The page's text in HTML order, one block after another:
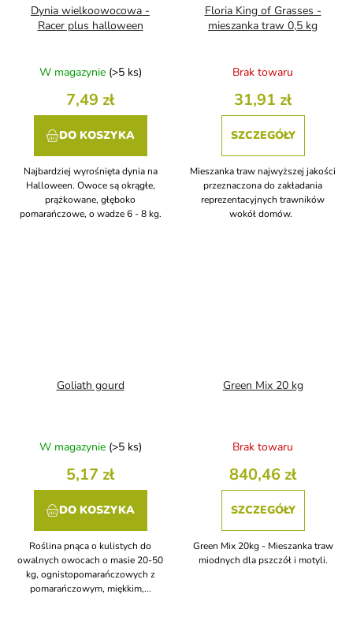
Dynia wielkoowocowa -
Racer plus halloween
W magazynie (>5 ks)
7,49 zł
DO KOSZYKA
Najbardziej wyrośnięta dynia na
Halloween. Owoce są okrągłe,
prążkowane, głęboko
pomarańczowe, o wadze 6 - 8 kg.
Floria King of Grasses -
mieszanka traw 0,5 kg
Brak towaru
31,91 zł
SZCZEGÓŁY
Mieszanka traw najwyższej jakości
przeznaczona do zakładania
reprezentacyjnych trawników
wokół domów.
Goliath gourd
W magazynie (>5 ks)
5,17 zł
DO KOSZYKA
Roślina pnąca o kulistych do
owalnych owocach o masie 20-50
kg, ognistopomarańczowych z
pomarańczowym, miękkim,...
Green Mix 20 kg
Brak towaru
840,46 zł
SZCZEGÓŁY
Green Mix 20kg - Mieszanka traw
miodnych dla pszczół i motyli.